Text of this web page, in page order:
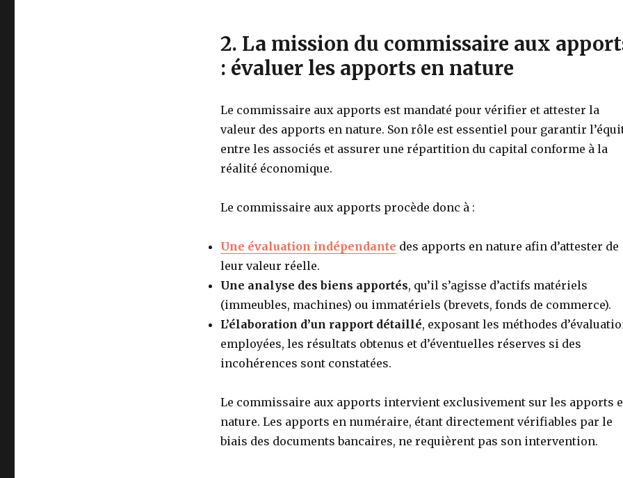
2. La mission du commissaire aux
: évaluer les apports en nature
Le commissaire aux apports est mandaté pour vérifier et attester la
valeur des apports en nature. Son rôle est essentiel pour garantir
entre les associés et assurer une répartition du capital conforme à la
réalité économique.
Le commissaire aux apports procède donc à :
Une évaluation indépendante des apports en nature afin d’attester de
leur valeur réelle.
Une analyse des biens apportés, qu’il s’agisse d’actifs matériels
(immeubles, machines) ou immatériels (brevets, fonds de commerce).
L’élaboration d’un rapport détaillé, exposant les méthodes
employées, les résultats obtenus et d’éventuelles réserves si des
incohérences sont constatées.
Le commissaire aux apports intervient exclusivement sur les apports
nature. Les apports en numéraire, étant directement vérifiables par le
biais des documents bancaires, ne requièrent pas son intervention.